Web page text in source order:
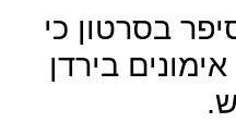
בסרטון כי
בירדן